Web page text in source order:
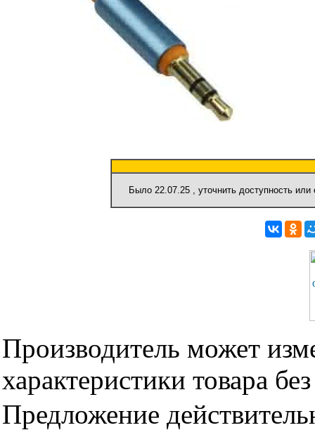
Было 22.07.25 , уточнить доступность
Производитель может
характеристики товара
Предложение